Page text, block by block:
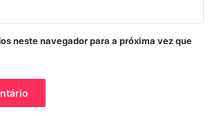
neste navegador para a próxima vez que